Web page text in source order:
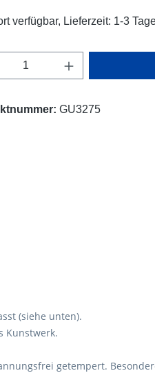
verfügbar, Lieferzeit: 1-3
Anzahl: Gib
GU3275
(siehe unten).
Kunstwerk.
getempert.